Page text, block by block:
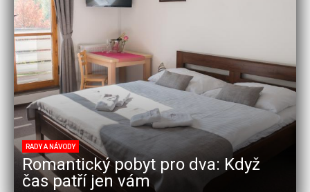
RADY A NÁVODY
Romantický pobyt pro dva: Když
čas patří jen vám